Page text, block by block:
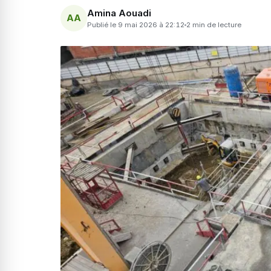
AA Amina Aouadi
Publié le 9 mai 2026 à 22:12 2 min de lecture